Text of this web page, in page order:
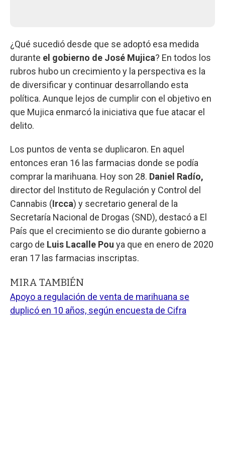
¿Qué sucedió desde que se adoptó esa medida
durante el gobierno de José Mujica? En todos los
rubros hubo un crecimiento y la perspectiva es la
de diversificar y continuar desarrollando esta
política. Aunque lejos de cumplir con el objetivo en
que Mujica enmarcó la iniciativa que fue atacar el
delito.
Los puntos de venta se duplicaron. En aquel
entonces eran 16 las farmacias donde se podía
comprar la marihuana. Hoy son 28. Daniel Radío,
director del Instituto de Regulación y Control del
Cannabis (Ircca) y secretario general de la
Secretaría Nacional de Drogas (SND), destacó a El
País que el crecimiento se dio durante gobierno a
cargo de Luis Lacalle Pou ya que en enero de 2020
eran 17 las farmacias inscriptas.
MIRA TAMBIÉN
Apoyo a regulación de venta de marihuana se
duplicó en 10 años, según encuesta de Cifra